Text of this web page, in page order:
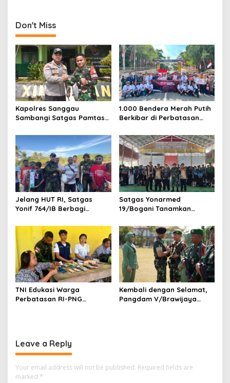
Warga Perbatasan Papua
Don't Miss
Kapolres Sanggau
Sambangi Satgas Pamtas
Perkuat Soliditas TNI-Polri
di Perbatasan
1.000 Bendera Merah Putih
Berkibar di Perbatasan
Jelang HUT RI, Satgas
Yonif 764/IB Berbagi
Satgas Yonarmed
19/Bogani Tanamkan
Perbatasan
TNI Edukasi Warga
Perbatasan RI-PNG
Kembali dengan Selamat,
Pangdam V/Brawijaya
Leave a Reply
Your email address will not be published. Required fields are
marked *